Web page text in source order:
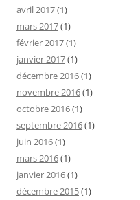
avril 2017(1)
mars 2017(1)
février 2017(1)
janvier 2017(1)
décembre 2016(1)
novembre 2016(1)
octobre 2016(1)
septembre 2016(1)
juin 2016(1)
mars 2016(1)
janvier 2016(1)
décembre 2015(1)